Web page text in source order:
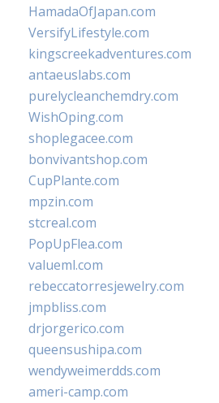
HamadaOfJapan.com
VersifyLifestyle.com
kingscreekadventures.com
antaeuslabs.com
purelycleanchemdry.com
WishOping.com
shoplegacee.com
bonvivantshop.com
CupPlante.com
mpzin.com
stcreal.com
PopUpFlea.com
valueml.com
rebeccatorresjewelry.com
jmpbliss.com
drjorgerico.com
queensushipa.com
wendyweimerdds.com
ameri-camp.com